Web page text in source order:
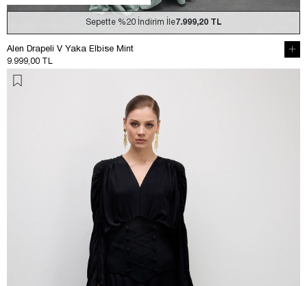
Sepette %20 İndirim İle7.999,20 TL
Alen Drapeli V Yaka Elbise Mint
9.999,00 TL